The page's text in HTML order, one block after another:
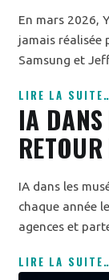
En mars 2026,
jamais réalisée
Samsung et
LIRE LA SUITE
IA DANS
IA dans les
chaque année
agences et
LIRE LA SUITE